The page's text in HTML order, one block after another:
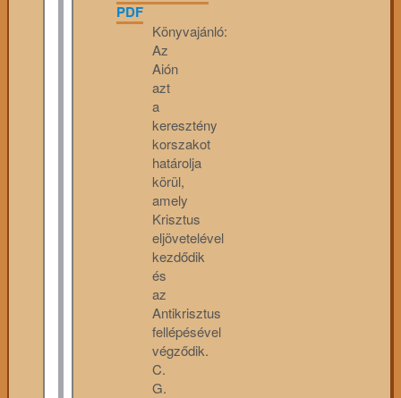
PDF
Könyvajánló:
Az
Aión
azt
a
keresztény
korszakot
határolja
körül,
amely
Krisztus
eljövetelével
kezdődik
és
az
Antikrisztus
fellépésével
végződik.
C.
G.